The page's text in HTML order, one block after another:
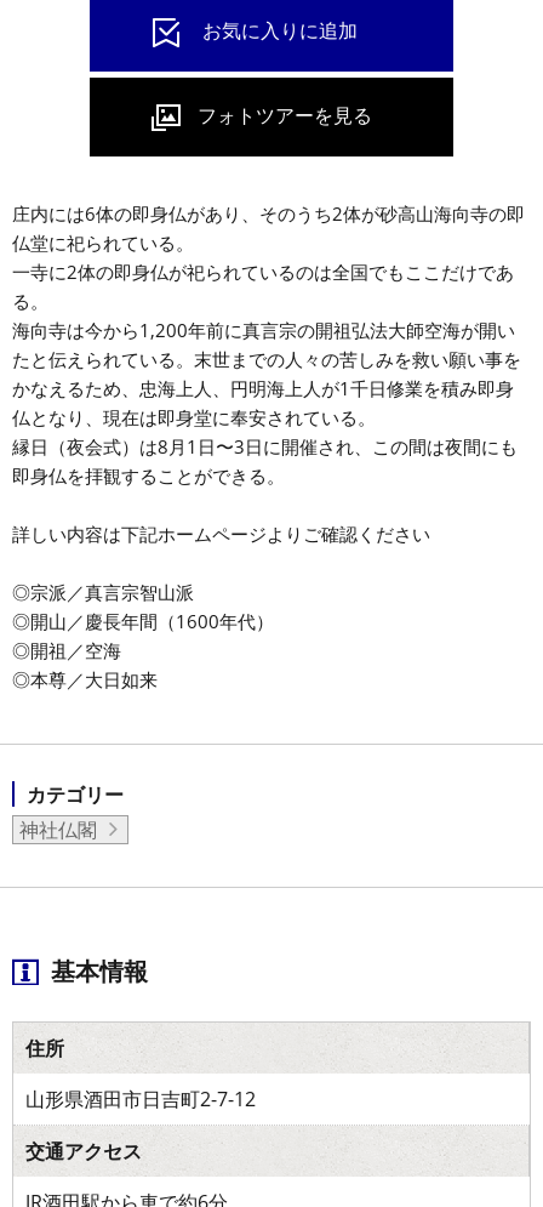
庄内には6体の即身仏があり、そのうち2体が砂高山海向寺の即
仏堂に祀られている。
一寺に2体の即身仏が祀られているのは全国でもここだけであ
る。
海向寺は今から1,200年前に真言宗の開祖弘法大師空海が開い
たと伝えられている。末世までの人々の苦しみを救い願い事を
かなえるため、忠海上人、円明海上人が1千日修業を積み即身
仏となり、現在は即身堂に奉安されている。
縁日（夜会式）は8月1日〜3日に開催され、この間は夜間にも
即身仏を拝観することができる。
詳しい内容は下記ホームページよりご確認ください
◎宗派／真言宗智山派
◎開山／慶長年間（1600年代）
◎開祖／空海
◎本尊／大日如来
カテゴリー
神社仏閣
基本情報
住所
山形県酒田市日吉町2-7-12
交通アクセス